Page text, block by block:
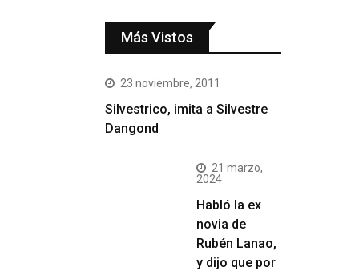
Más Vistos
23 noviembre, 2011
Silvestrico, imita a Silvestre
Dangond
21 marzo,
2024
Habló la ex
novia de
Rubén Lanao,
y dijo que por